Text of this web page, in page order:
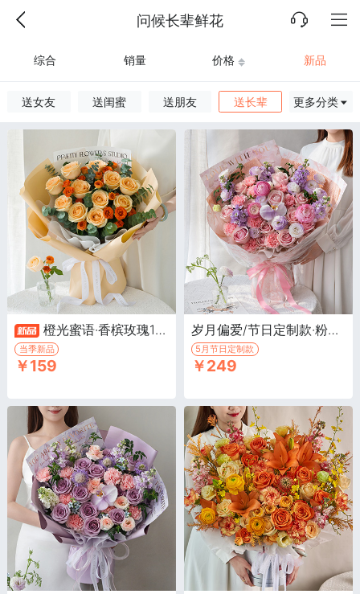
问候长辈鲜花
综合 销量 价格 新品
送女友 送闺蜜 送朋友 送长辈 更多分类
橙光蜜语·香槟玫瑰11枝，橙色多头泡泡4枝，尤加利叶18枝
当季新品
￥159
岁月偏爱/节日定制款·粉玫瑰12枝，浅粉色康乃馨9枝，紫色紫罗兰5枝
5月节日定制款
￥249